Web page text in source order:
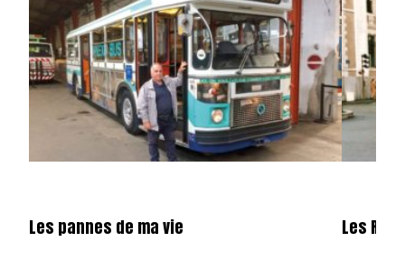
Les pannes de ma vie Les R